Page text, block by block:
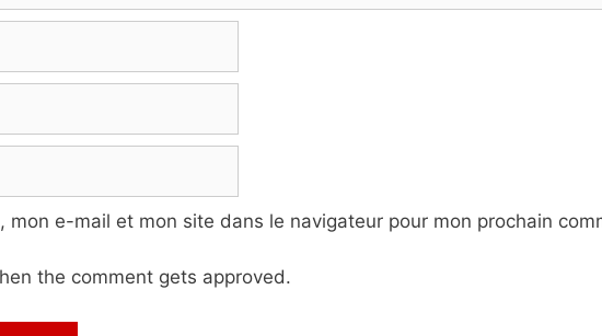
mon e-mail et mon site dans le navigateur pour mon prochain
the comment gets approved.